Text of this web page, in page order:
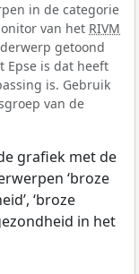
in de categorie
van het RIVM
getoond
Epse is dat heeft
is. Gebruik
van de
grafiek met de
‘broze
‘broze
in het